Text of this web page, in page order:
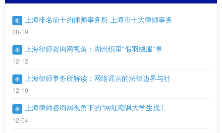
相 上海排名前十的律师事务所 上海市十大律师事务
08-19
相 上海律师咨询网视角：湖州织里“假羽绒服”事
12-12
相 上海律师事务所解读：网络谣言的法律边界与社
12-10
相 上海律师咨询网视角下的“网红嘲讽大学生找工
12-04